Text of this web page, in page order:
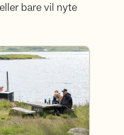
bare vil nyte
fjellstue